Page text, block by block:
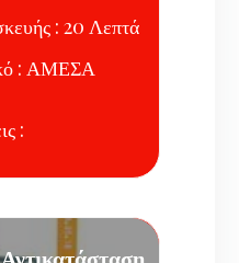
: 20 Λεπτά
: ΑΜΕΣΑ
: